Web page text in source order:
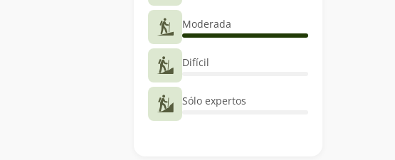
Moderada
Difícil
Sólo expertos